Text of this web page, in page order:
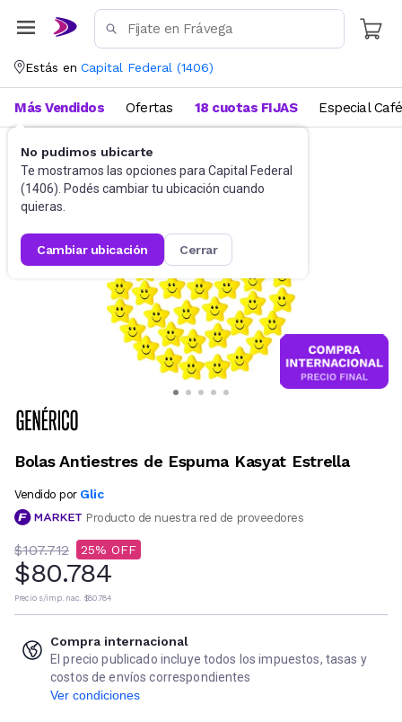
Estás en Capital Federal (1406)
No pudimos ubicarte
Te mostramos las opciones para Capital Federal
(1406). Podés cambiar tu ubicación cuando
quieras.
cambiar ubicación cerrar
Más Vendidos Ofertas 18 cuotas FIJAS Especial Café
Didácticos Para niños
Bolas Antiestres de Espuma Kasyat Estrella
Vendido por Glic
Producto de nuestra red de proveedores
$107.712 25
$80.784
Precio s/imp. nac. $80.784
Compra internacional
El precio publicado incluye todos los impuestos, tasas y
costos de envíos correspondientes
Ver condiciones